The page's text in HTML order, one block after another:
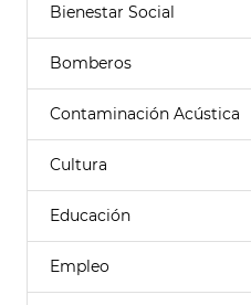
Bienestar Social
Bomberos
Contaminación Acústica
Cultura
Educación
Empleo